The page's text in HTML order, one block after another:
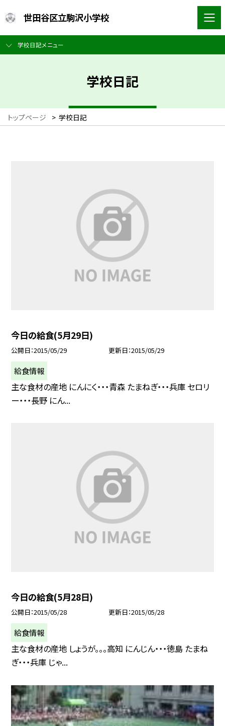
世田谷区立駒沢小学校
学校日記メニュー
学校日記
トップページ > 学校日記
今日の給食(5月29日)
公開日 2015/05/29 更新日 2015/05/29
給食情報
主な食材の産地 にんにく・・・青森 たまねぎ・・・兵庫 セロリ
ー・・・長野 にん...
今日の給食(5月28日)
公開日 2015/05/28 更新日 2015/05/28
給食情報
主な食材の産地 しょうが。。。高知 にんじん・・・徳島 たまね
ぎ・・・兵庫 じゃ...